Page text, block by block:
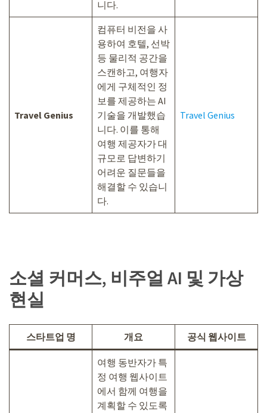
니다.
Travel Genius
컴퓨터 비전을 사
용하여 호텔, 선박
등 물리적 공간을
스캔하고, 여행자
에게 구체적인 정
보를 제공하는 AI
기술을 개발했습
니다. 이를 통해
여행 제공자가 대
규모로 답변하기
어려운 질문들을
해결할 수 있습니
다.
Travel Genius
소셜 커머스, 비주얼 AI 및 가상
현실
스타트업 명 개요 공식 웹사이트
여행 동반자가 특
정 여행 웹사이트
에서 함께 여행을
계획할 수 있도록